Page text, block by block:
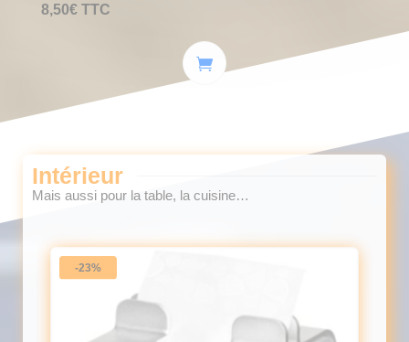
8,50€ TTC
Intérieur
Mais aussi pour la table, la cuisine…
-23%